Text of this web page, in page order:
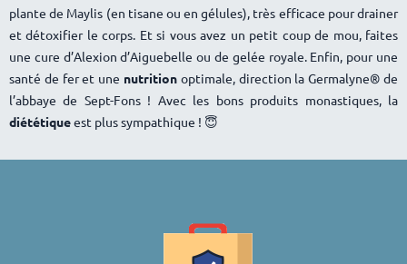
plante de Maylis (en tisane ou en gélules), très efficace pour drainer
et détoxifier le corps. Et si vous avez un petit coup de mou, faites
une cure d’Alexion d’Aiguebelle ou de gelée royale. Enfin, pour une
santé de fer et une nutrition optimale, direction la Germalyne® de
l’abbaye de Sept-Fons ! Avec les bons produits monastiques, la
diététiqueest plus sympathique ! 😇